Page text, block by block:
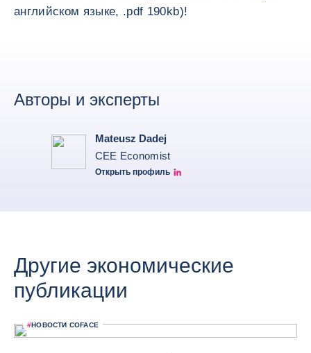
английском языке, .pdf 190kb)!
Авторы и эксперты
Mateusz Dadej
CEE Economist
Открыть профиль
Mateusz Dadej's LinkedIn
Другие экономические
публикации
#НОВОСТИ COFACE